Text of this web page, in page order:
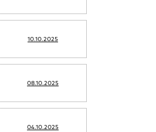
10.10.2025
08.10.2025
04.10.2025